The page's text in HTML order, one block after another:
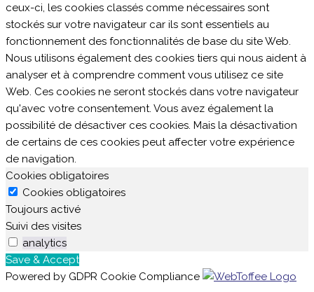
ceux-ci, les cookies classés comme nécessaires sont
stockés sur votre navigateur car ils sont essentiels au
fonctionnement des fonctionnalités de base du site Web.
Nous utilisons également des cookies tiers qui nous aident à
analyser et à comprendre comment vous utilisez ce site
Web. Ces cookies ne seront stockés dans votre navigateur
qu'avec votre consentement. Vous avez également la
possibilité de désactiver ces cookies. Mais la désactivation
de certains de ces cookies peut affecter votre expérience
de navigation.
Cookies obligatoires
Cookies obligatoires
Toujours activé
Suivi des visites
analytics
Save & Accept
Powered by GDPR Cookie Compliance